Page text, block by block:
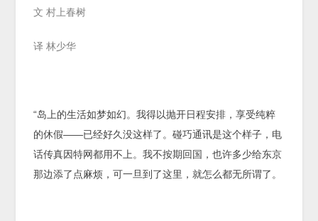
文 村上春树
译 林少华
“岛上的生活如梦如幻。我得以抛开日程安排，享受纯粹
的休假——已经好久没这样了。碰巧通讯是这个样子，电
话传真因特网都用不上。我不按期回国，也许多少给东京
那边添了点麻烦，可一旦到了这里，就怎么都无所谓了。